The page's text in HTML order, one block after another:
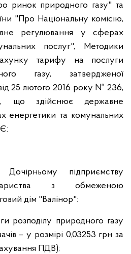
ринок природного газу" та
"Про Національну комісію,
регулювання у сферах
послуг", Методики
тарифу на послуги
газу, затвердженої
25 лютого 2016 року № 236,
що здійснює державне
енергетики та комунальних
Дочірньому підприємству
з обмеженою
дім "Валінор":
розподілу природного газу
– у розмірі 0,03253 грн за
ПДВ);